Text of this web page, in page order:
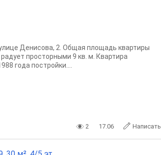
Денисова, 2. Общая площадь квартиры
просторными 9 кв. м. Квартира
года постройки....
2 17.06 Написать